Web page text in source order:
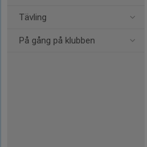
Tävling
På gång på klubben